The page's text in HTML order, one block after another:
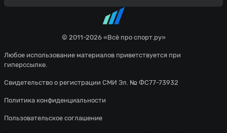
© 2011-2026 «Всё про спорт.ру»
Любое использование материалов приветствуется при
гиперссылке.
Свидетельство о регистрации СМИ Эл. № ФС77-73932
Политика конфиденциальности
Пользовательское соглашение